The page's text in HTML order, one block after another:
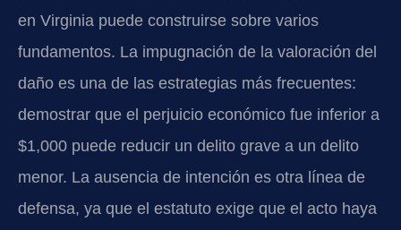
en Virginia puede construirse sobre varios
fundamentos. La impugnación de la valoración del
daño es una de las estrategias más frecuentes:
demostrar que el perjuicio económico fue inferior a
$1,000 puede reducir un delito grave a un delito
menor. La ausencia de intención es otra línea de
defensa, ya que el estatuto exige que el acto haya